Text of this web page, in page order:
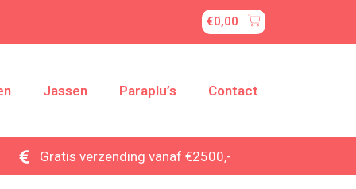
€0,00
Jassen Paraplu’s Contact
Gratis verzending vanaf €2500,-